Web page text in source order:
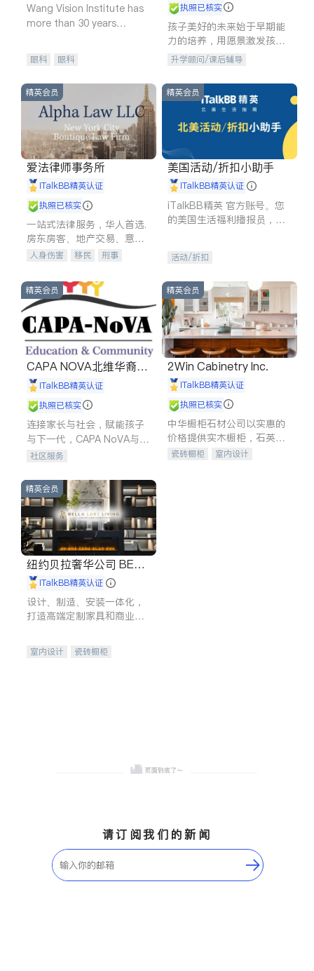
Wang Vision Institute has
more than 30 years
眼科 眼科
执照已核实
孩子美好的未来始于早期能
力的培养，用愿景激发孩子
的学习潜力和动力。理念：
拥有成长型心态是成功的基
石。
升学顾问/课后辅导
精英会员
爱法律师事务所
iTalkBB精英认证
执照已核实
一站式法律服务，华人首选.
房东房客、地产交易、意外
伤害、车祸重伤、商业诉
建筑合同、刑事案件全包办
人身伤害 移民
刑事
信托/遗嘱
商业
索赔
律师-其它 保释
精英会员
美国活动/折扣小助手
iTalkBB精英认证
iTalkBB精英 官方账号。您
的美国生活福利播报员，精
专属福利。
活动/折扣
精英会员
CAPA NOVA北维华裔家
长会iTalkBB精英认证
执照已核实
连接家长与社会，赋能孩子
与下一代，CAPA NoVA与您
携手建设包容、公平、充满
社区服务
精英会员
2Win Cabinetry Inc.
iTalkBB精英认证
执照已核实
中华橱柜石材公司以实惠的
价格提供实木橱柜，石英石
台面，多种优质不锈钢水
瓷砖橱柜
室内设计
精英会员
纽约贝拉奢华公司 BELL
A LUXE
iTalkBB精英认证
设计、制造、安装一体化，
打造高端定制家具和商业空
室内设计
瓷砖橱柜
请订阅我们的新闻